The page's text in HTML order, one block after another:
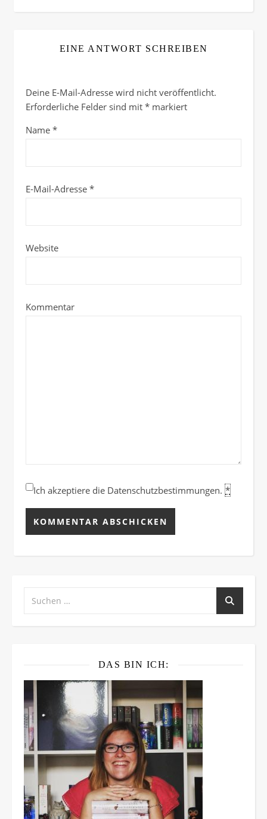
EINE ANTWORT SCHREIBEN
Deine E-Mail-Adresse wird nicht veröffentlicht.
Erforderliche Felder sind mit * markiert
Name *
E-Mail-Adresse *
Website
Kommentar
Ich akzeptiere die Datenschutzbestimmungen. *
DAS BIN ICH: